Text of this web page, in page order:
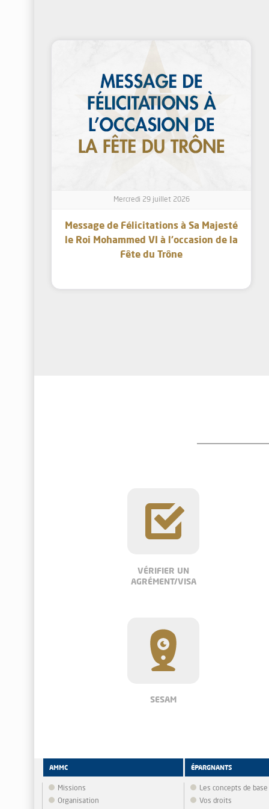
Mercredi 29 juillet 2026
Message de Félicitations à Sa Majesté
le Roi Mohammed VI à l’occasion de la
Fête du Trône
VÉRIFIER UN
AGRÉMENT/VISA
SESAM
AMMC
Missions
Organisation
ÉPARGNANTS
Les concepts de base
Vos droits